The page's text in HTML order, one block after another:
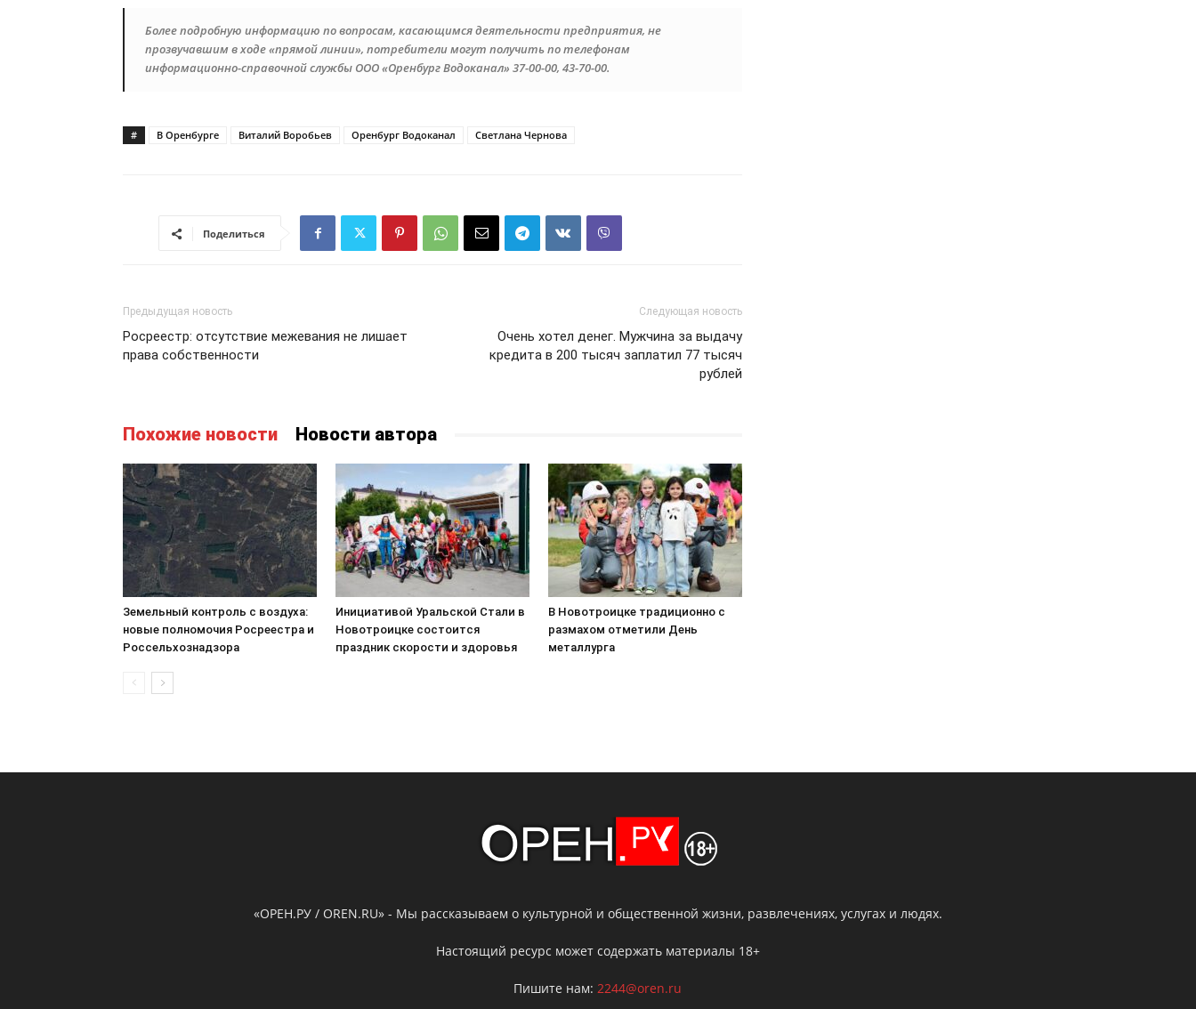
Более подробную информацию по вопросам, касающимся деятельности предприятия, не
прозвучавшим в ходе «прямой линии», потребители могут получить по телефонам
информационно-справочной службы ООО «Оренбург Водоканал» 37-00-00, 43-70-00.
# В Оренбурге Виталий Воробьев Оренбург Водоканал Светлана Чернова
Поделиться
Предыдущая новость
Росреестр: отсутствие межевания не лишает
права собственности
Следующая новость
Очень хотел денег. Мужчина за выдачу
кредита в 200 тысяч заплатил 77 тысяч
рублей
Похожие новости Новости автора
Земельный контроль с воздуха:
новые полномочия Росреестра и
Россельхознадзора
Инициативой Уральской Стали в
Новотроицке состоится
праздник скорости и здоровья
В Новотроицке традиционно с
размахом отметили День
металлурга
«ОРЕН.РУ / OREN.RU» - Мы рассказываем о культурной и общественной жизни, развлечениях, услугах и людях.
Настоящий ресурс может содержать материалы 18+
Пишите нам:2244@oren.ru